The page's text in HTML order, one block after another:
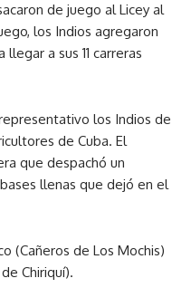
de juego al Licey al
los Indios agregaron
a sus 11 carreras
los Indios de
de Cuba. El
que despachó un
llenas que dejó en el
(Cañeros de Los Mochis)
Chiriquí).